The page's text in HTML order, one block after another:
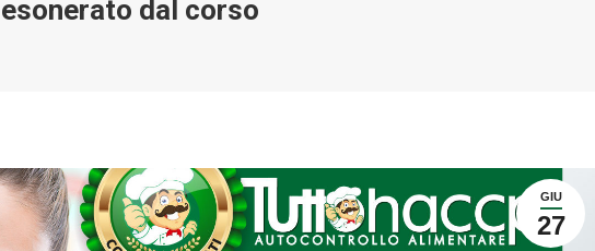
dal corso
GIU
27